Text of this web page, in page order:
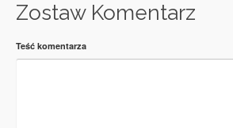
Zostaw Komentarz
Teść komentarza